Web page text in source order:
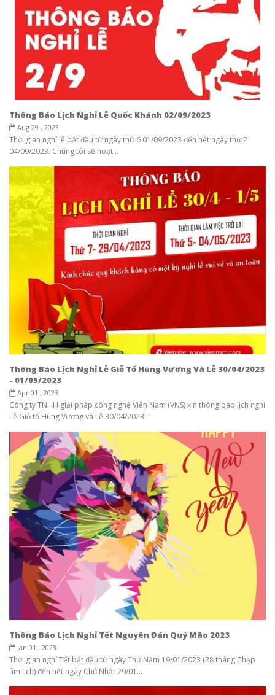
Thông Báo Lịch Nghỉ Lễ Quốc Khánh 02/09/2023
Aug 29 , 2023
Thời gian nghỉ lễ bắt đầu từ ngày thứ 6 01/09/2023 đến hết ngày thứ 2
04/09/2023. Chúng tôi sẽ hoạt...
Thông Báo Lịch Nghỉ Lễ Giỗ Tổ Hùng Vương Và Lễ 30/04/2023
- 01/05/2023
Apr 01 , 2023
Công ty TNHH giải pháp công nghệ Viễn Nam (VNS) xin thông báo lịch nghỉ
Lễ Giỗ tổ Hùng Vương và Lễ 30/04/2023...
Thông Báo Lịch Nghỉ Tết Nguyên Đán Quý Mão 2023
Jan 01 , 2023
Thời gian nghỉ Tết bắt đầu từ ngày Thứ Năm 19/01/2023 (28 tháng Chạp
âm lịch) đến hết ngày Chủ Nhật 29/01...